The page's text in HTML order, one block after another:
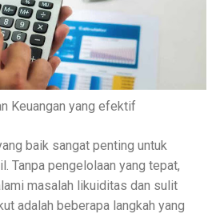
Keuangan yang efektif
baik sangat penting untuk
Tanpa pengelolaan yang tepat,
masalah likuiditas dan sulit
adalah beberapa langkah yang